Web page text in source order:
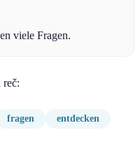
viele Fragen.
reč:
fragen
entdecken